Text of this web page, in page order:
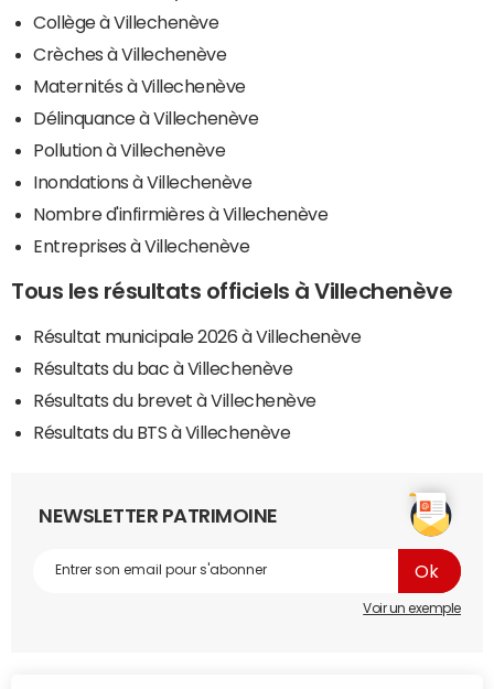
Collège à Villechenève
Crèches à Villechenève
Maternités à Villechenève
Délinquance à Villechenève
Pollution à Villechenève
Inondations à Villechenève
Nombre d'infirmières à Villechenève
Entreprises à Villechenève
Tous les résultats officiels à Villechenève
Résultat municipale 2026 à Villechenève
Résultats du bac à Villechenève
Résultats du brevet à Villechenève
Résultats du BTS à Villechenève
NEWSLETTER PATRIMOINE
Voir un exemple